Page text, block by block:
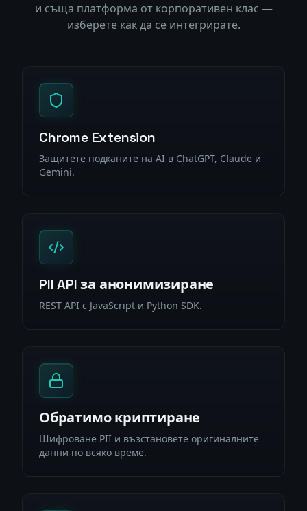
и съща платформа от корпоративен клас —
изберете как да се интегрирате.
Chrome Extension
Защитете подканите на AI в ChatGPT, Claude и
Gemini.
PII API за анонимизиране
REST API с JavaScript и Python SDK.
Обратимо криптиране
Шифроване PII и възстановете оригиналните
данни по всяко време.